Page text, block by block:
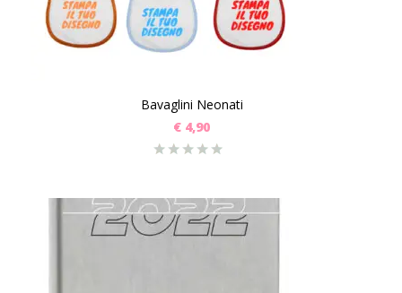
Bavaglini Neonati
€ 4,90